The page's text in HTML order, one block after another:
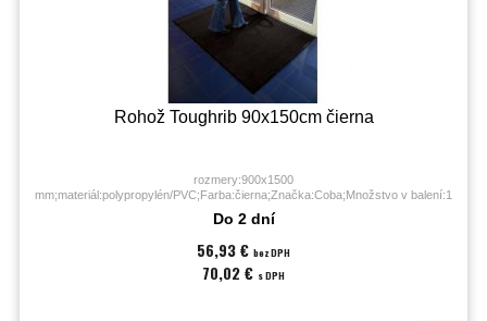
Rohož Toughrib 90x150cm čierna
rozmery:900x1500
mm;materiál:polypropylén/PVC;Farba:čierna;Značka:Coba;Množstvo v balení:1
Do 2 dní
56,93 € bez DPH
70,02 € s DPH